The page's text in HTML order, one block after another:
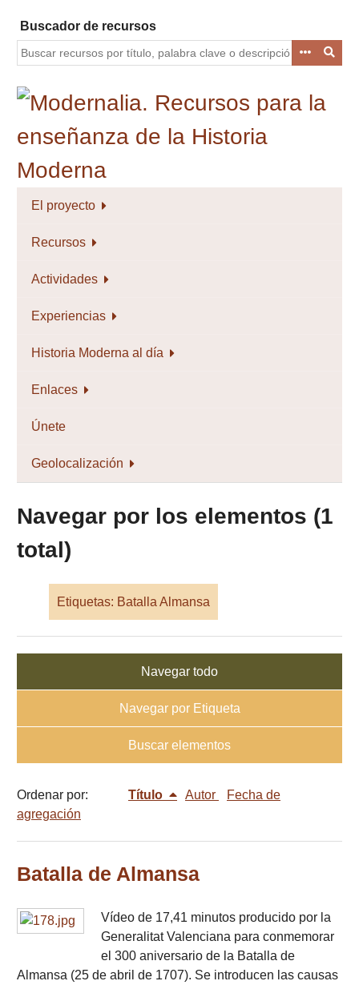
contenido
principal
Buscador de recursos
El proyecto
Recursos
Actividades
Experiencias
Historia Moderna al día
Enlaces
Únete
Geolocalización
Navegar por los elementos (1
total)
Etiquetas: Batalla Almansa
Navegar todo
Navegar por Etiqueta
Buscar elementos
Ordenar por: Título Autor
Fecha de
agregación
Batalla de Almansa
Vídeo de 17,41 minutos producido por la
Generalitat Valenciana para conmemorar
el 300 aniversario de la Batalla de
Almansa (25 de abril de 1707). Se introducen las causas